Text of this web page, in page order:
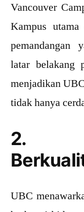
Vancouver
Kampus
pemandangan
latar belakang
menjadikan
tidak hanya
2.
UBC